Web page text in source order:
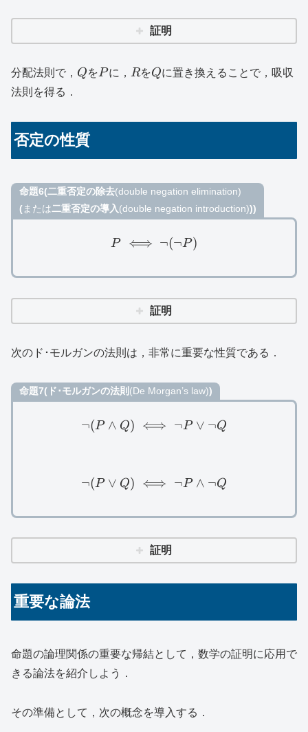
証明
分配法則で， Q
Qを P
Pに， R
RをQ
Qに置き換えることで，吸収
法則を得る．
否定の性質
命題6(二重否定の除去(double negation elimination)
(または二重否定の導入(double negation introduction)))
P\iff \lnot (\lnot P)
P ⟺ ¬(¬P)
証明
次のド･モルガンの法則は，非常に重要な性質である．
命題7(ド･モルガンの法則 (De Morgan’s law))
\lnot (P\land Q)\iff \lnot
¬(P ∧ Q) ⟺ ¬P ∨ ¬Q
\lnot (P\lor Q)\iff \lnot
¬(P ∨ Q) ⟺ ¬P ∧ ¬Q
証明
重要な論法
命題の論理関係の重要な帰結として，数学の証明に応用で
きる論法を紹介しよう．
その準備として，次の概念を導入する．